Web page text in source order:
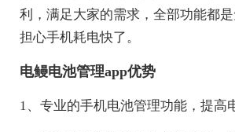
利，满足大家的需求，全部功能都
担心手机耗电快了。
电鳗电池管理app优势
1、专业的手机电池管理功能，提高